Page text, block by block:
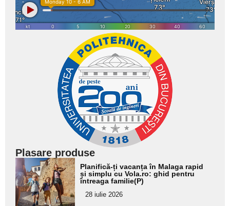
Plasare produse
Adaugă
aici textul
pentru
subtitlu
Planifică-ți vacanța în Malaga rapid
și simplu cu Vola.ro: ghid pentru
întreaga familie(P)
28 iulie 2026